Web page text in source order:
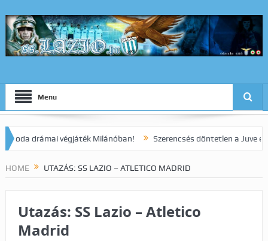
Menu
drámai végjáték Milánóban! Szerencsés döntetlen a Juve elleni
HOME UTAZÁS: SS LAZIO – ATLETICO MADRID
Utazás: SS Lazio – Atletico
Madrid